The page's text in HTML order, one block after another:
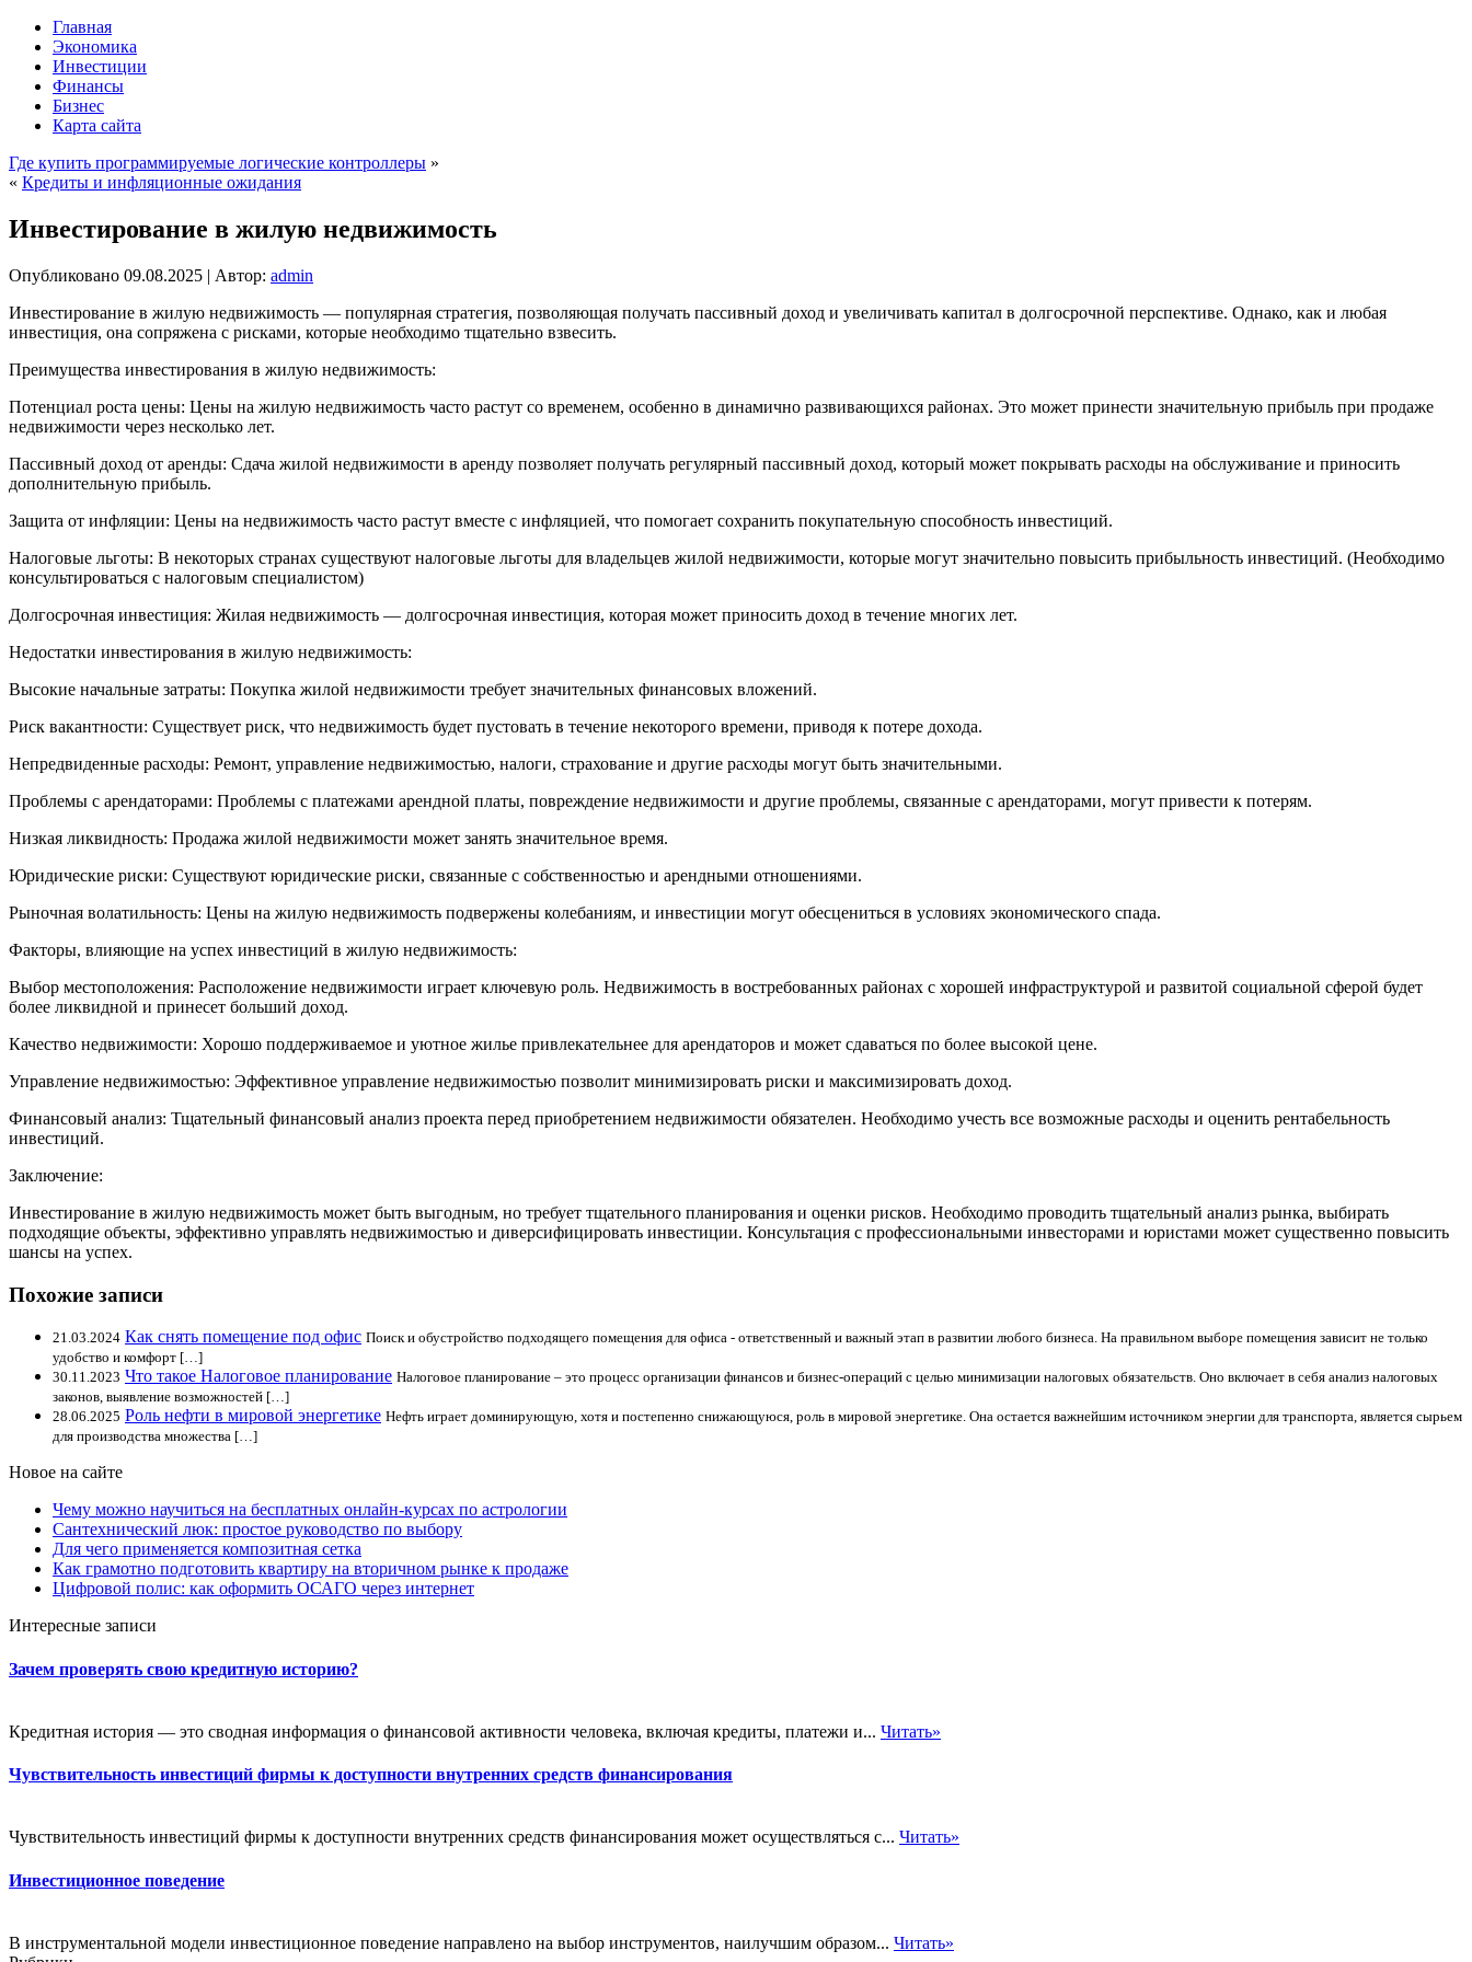
Главная
Экономика
Инвестиции
Финансы
Бизнес
Карта сайта
Где купить программируемые логические контроллеры »
« Кредиты и инфляционные ожидания
Инвестирование в жилую недвижимость
Опубликовано 09.08.2025 | Автор: admin
Инвестирование в жилую недвижимость — популярная стратегия, позволяющая получать пассивный доход и увеличивать капитал в долгосрочной перспективе. Однако, как и любая
инвестиция, она сопряжена с рисками, которые необходимо тщательно взвесить.
Преимущества инвестирования в жилую недвижимость:
Потенциал роста цены: Цены на жилую недвижимость часто растут со временем, особенно в динамично развивающихся районах. Это может принести значительную прибыль при продаже
недвижимости через несколько лет.
Пассивный доход от аренды: Сдача жилой недвижимости в аренду позволяет получать регулярный пассивный доход, который может покрывать расходы на обслуживание и приносить
дополнительную прибыль.
Защита от инфляции: Цены на недвижимость часто растут вместе с инфляцией, что помогает сохранить покупательную способность инвестиций.
Налоговые льготы: В некоторых странах существуют налоговые льготы для владельцев жилой недвижимости, которые могут значительно повысить прибыльность инвестиций. (Необходимо
консультироваться с налоговым специалистом)
Долгосрочная инвестиция: Жилая недвижимость — долгосрочная инвестиция, которая может приносить доход в течение многих лет.
Недостатки инвестирования в жилую недвижимость:
Высокие начальные затраты: Покупка жилой недвижимости требует значительных финансовых вложений.
Риск вакантности: Существует риск, что недвижимость будет пустовать в течение некоторого времени, приводя к потере дохода.
Непредвиденные расходы: Ремонт, управление недвижимостью, налоги, страхование и другие расходы могут быть значительными.
Проблемы с арендаторами: Проблемы с платежами арендной платы, повреждение недвижимости и другие проблемы, связанные с арендаторами, могут привести к потерям.
Низкая ликвидность: Продажа жилой недвижимости может занять значительное время.
Юридические риски: Существуют юридические риски, связанные с собственностью и арендными отношениями.
Рыночная волатильность: Цены на жилую недвижимость подвержены колебаниям, и инвестиции могут обесцениться в условиях экономического спада.
Факторы, влияющие на успех инвестиций в жилую недвижимость:
Выбор местоположения: Расположение недвижимости играет ключевую роль. Недвижимость в востребованных районах с хорошей инфраструктурой и развитой социальной сферой будет
более ликвидной и принесет больший доход.
Качество недвижимости: Хорошо поддерживаемое и уютное жилье привлекательнее для арендаторов и может сдаваться по более высокой цене.
Управление недвижимостью: Эффективное управление недвижимостью позволит минимизировать риски и максимизировать доход.
Финансовый анализ: Тщательный финансовый анализ проекта перед приобретением недвижимости обязателен. Необходимо учесть все возможные расходы и оценить рентабельность
инвестиций.
Заключение:
Инвестирование в жилую недвижимость может быть выгодным, но требует тщательного планирования и оценки рисков. Необходимо проводить тщательный анализ рынка, выбирать
подходящие объекты, эффективно управлять недвижимостью и диверсифицировать инвестиции. Консультация с профессиональными инвесторами и юристами может существенно повысить
шансы на успех.
Похожие записи
21.03.2024 Как снять помещение под офис Поиск и обустройство подходящего помещения для офиса - ответственный и важный этап в развитии любого бизнеса. На правильном выборе помещения зависит не только
удобство и комфорт […]
30.11.2023 Что такое Налоговое планирование Налоговое планирование – это процесс организации финансов и бизнес-операций с целью минимизации налоговых обязательств. Оно включает в себя анализ налоговых
законов, выявление возможностей […]
28.06.2025 Роль нефти в мировой энергетике Нефть играет доминирующую, хотя и постепенно снижающуюся, роль в мировой энергетике. Она остается важнейшим источником энергии для транспорта, является сырьем
для производства множества […]
Новое на сайте
Чему можно научиться на бесплатных онлайн-курсах по астрологии
Сантехнический люк: простое руководство по выбору
Для чего применяется композитная сетка
Как грамотно подготовить квартиру на вторичном рынке к продаже
Цифровой полис: как оформить ОСАГО через интернет
Интересные записи
Зачем проверять свою кредитную историю?
Кредитная история — это сводная информация о финансовой активности человека, включая кредиты, платежи и... Читать»
Чувствительность инвестиций фирмы к доступности внутренних средств финансирования
Чувствительность инвестиций фирмы к доступности внутренних средств финансирования может осуществляться с... Читать»
Инвестиционное поведение
В инструментальной модели инвестиционное поведение направлено на выбор инструментов, наилучшим образом... Читать»